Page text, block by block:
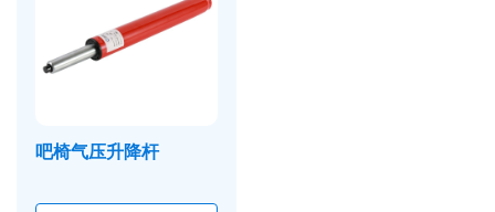
吧椅气压升降杆